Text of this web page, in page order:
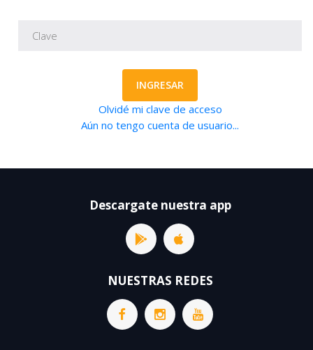
INGRESAR
Olvidé mi clave de acceso
Aún no tengo cuenta de usuario...
Descargate nuestra app
NUESTRAS REDES